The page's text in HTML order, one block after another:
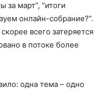
за март”, “итоги
онлайн-собрание?”.
всего затеряется
в потоке более
одна тема – одно